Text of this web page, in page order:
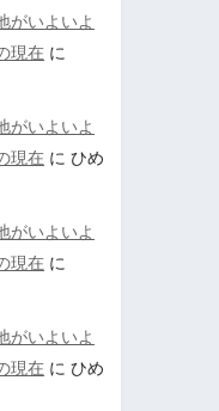
がいよいよ
現在 に
がいよいよ
現在 に ひめ
がいよいよ
現在 に
がいよいよ
現在 に ひめ